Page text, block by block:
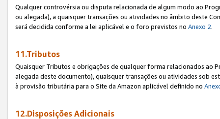
Qualquer controvérsia ou disputa relacionada de algum modo ao
ou alegada), a quaisquer transações ou atividades no âmbito deste
será decidida conforme a lei aplicável e o foro previstos no Anexo 2.
11.Tributos
Quaisquer Tributos e obrigações de qualquer forma relacionados ao
alegada deste documento), quaisquer transações ou atividades sob
à provisão tributária para o Site da Amazon aplicável definido no
12.Disposições Adicionais